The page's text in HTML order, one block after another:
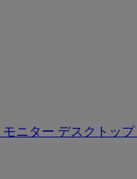
モニター デスクトップ